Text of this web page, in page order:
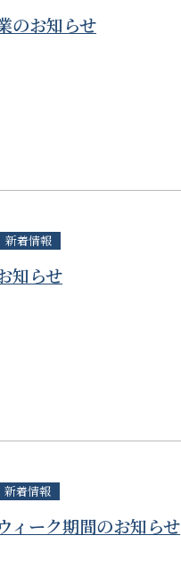
のお知らせ
新着情報
知らせ
新着情報
ィーク期間のお知らせ